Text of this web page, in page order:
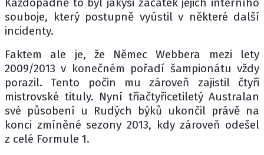
souboje, který postupně vyústil v některé další
incidenty.
Faktem ale je, že Němec Webbera mezi lety
2009/2013 v konečném pořadí šampionátu vždy
porazil. Tento počin mu zároveň zajistil čtyři
mistrovské tituly. Nyní třiačtyřicetiletý Australan
své působení u Rudých býků ukončil právě na
konci zmíněné sezony 2013, kdy zároveň odešel
z celé Formule 1.